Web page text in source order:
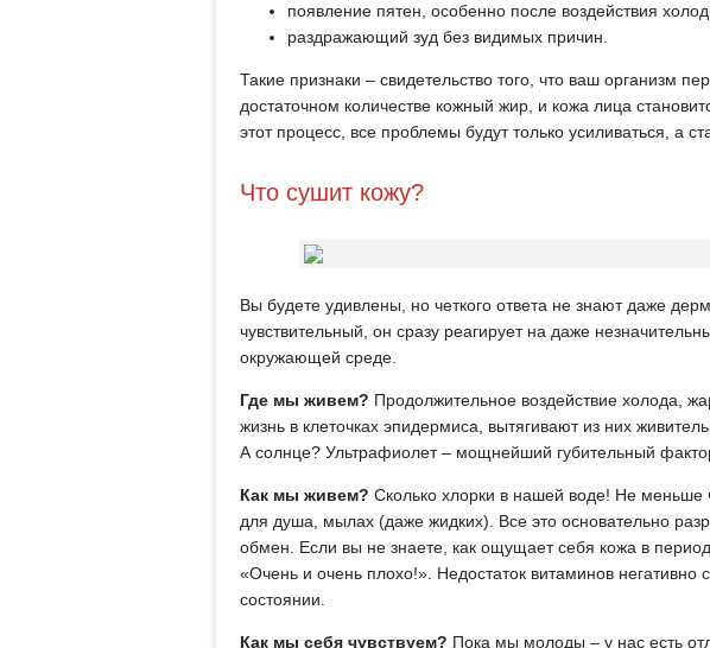
появление пятен, особенно после воздействия
раздражающий зуд без видимых причин.
Такие признаки – свидетельство того, что ваш организм
достаточном количестве кожный жир, и кожа лица
этот процесс, все проблемы будут только усиливаться, а
Что сушит кожу?
Вы будете удивлены, но четкого ответа не знают даже
чувствительный, он сразу реагирует на даже
окружающей среде.
Где мы живем? Продолжительное воздействие холода,
жизнь в клеточках эпидермиса, вытягивают из них
А солнце? Ультрафиолет – мощнейший губительный
Как мы живем? Сколько хлорки в нашей воде! Не
для душа, мылах (даже жидких). Все это основательно
обмен. Если вы не знаете, как ощущает себя кожа в
«Очень и очень плохо!». Недостаток витаминов негативно
состоянии.
Как мы себя чувствуем? Пока мы молоды – у нас есть